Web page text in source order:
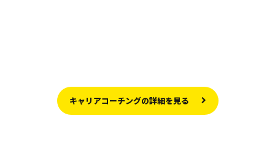
キャリアコーチングの詳細を見る